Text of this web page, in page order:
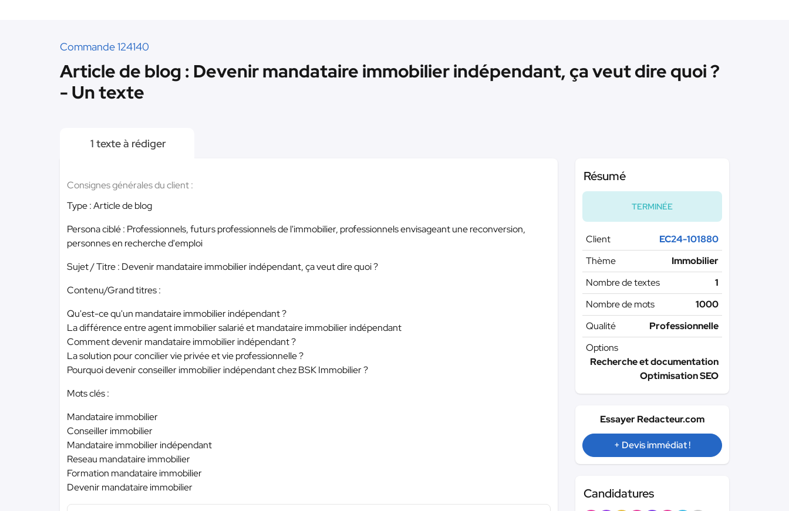
Commande 124140
Article de blog : Devenir mandataire immobilier indépendant, ça veut dire quoi ?
- Un texte
1 texte à rédiger
Consignes générales du client :
Type : Article de blog
Persona ciblé : Professionnels, futurs professionnels de l'immobilier, professionnels envisageant une reconversion,
personnes en recherche d'emploi
Sujet / Titre : Devenir mandataire immobilier indépendant, ça veut dire quoi ?
Contenu/Grand titres :
Qu'est-ce qu'un mandataire immobilier indépendant ?
La différence entre agent immobilier salarié et mandataire immobilier indépendant
Comment devenir mandataire immobilier indépendant ?
La solution pour concilier vie privée et vie professionnelle ?
Pourquoi devenir conseiller immobilier indépendant chez BSK Immobilier ?
Mots clés :
Mandataire immobilier
Conseiller immobilier
Mandataire immobilier indépendant
Reseau mandataire immobilier
Formation mandataire immobilier
Devenir mandataire immobilier
Résumé
TERMINÉE
Client
EC24-101880
Thème
Immobilier
Nombre de textes
1
Nombre de mots
1000
Qualité
Professionnelle
Options
Recherche et documentation
Optimisation SEO
Essayer Redacteur.com
+ Devis immédiat !
Candidatures